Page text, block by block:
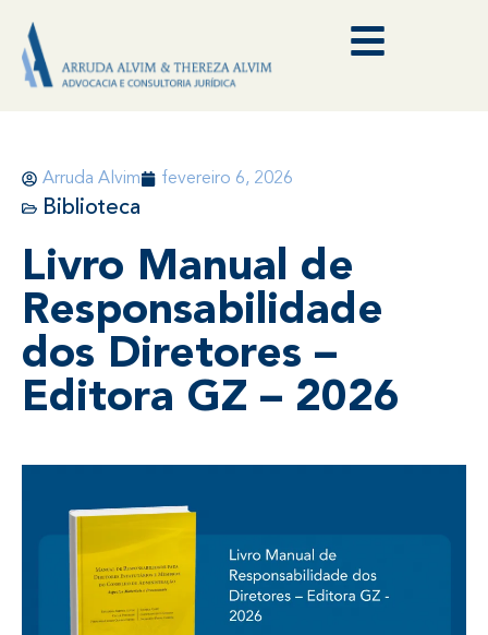
Arruda Alvim fevereiro 6, 2026
Biblioteca
Livro Manual de
Responsabilidade
dos Diretores –
Editora GZ – 2026